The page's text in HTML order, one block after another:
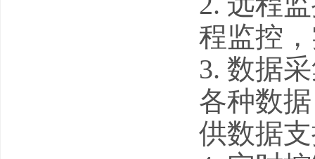
程监控
3. 数据
各种数
供数据